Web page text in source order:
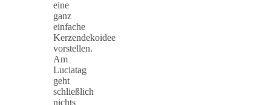
eine
ganz
einfache
Kerzendekoidee
vorstellen.
Am
Luciatag
geht
schließlich
nichts